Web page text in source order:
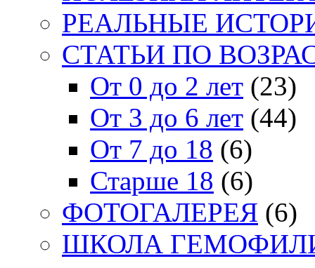
РЕАЛЬНЫЕ
СТАТЬИ ПО
От 0 до 2 лет (23)
От 3 до 6 лет (44)
От 7 до 18 (6)
Старше 18 (6)
ФОТОГАЛЕРЕЯ (6)
ШКОЛА